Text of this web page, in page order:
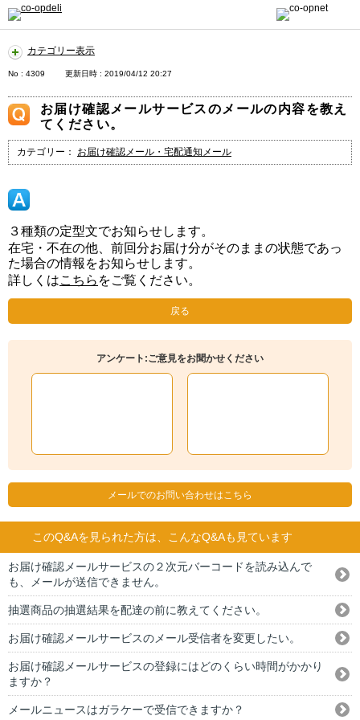
カテゴリー表示
No : 4309 更新日時 : 2019/04/12 20:27
お届け確認メールサービスのメールの内容を教え
てください。
カテゴリー： お届け確認メール・宅配通知メール
３種類の定型文でお知らせします。
在宅・不在の他、前回分お届け分がそのままの状態であっ
た場合の情報をお知らせします。
詳しくはこちら をご覧ください。
戻る
アンケート:ご意見をお聞かせください
メールでのお問い合わせはこちら
このQ&Aを見られた方は、こんなQ&Aも見ています
お届け確認メールサービスの２次元バーコードを読み込んで
も、メールが送信できません。
抽選商品の抽選結果を配達の前に教えてください。
お届け確認メールサービスのメール受信者を変更したい。
お届け確認メールサービスの登録にはどのくらい時間がかかり
ますか？
メールニュースはガラケーで受信できますか？